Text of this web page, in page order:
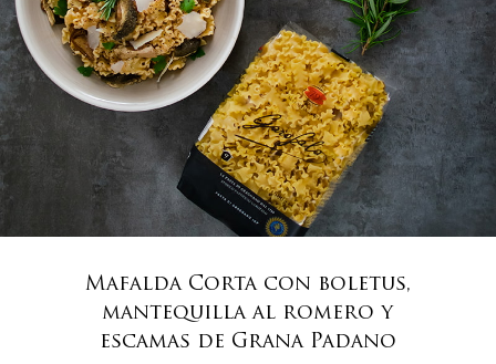
Mafalda Corta con boletus,
mantequilla al romero y
escamas de Grana Padano